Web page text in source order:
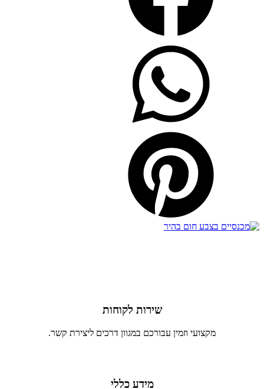
שירות לקוחות
מקצועי וזמין עבורכם במגוון דרכים ליצירת קשר.
מידע כללי